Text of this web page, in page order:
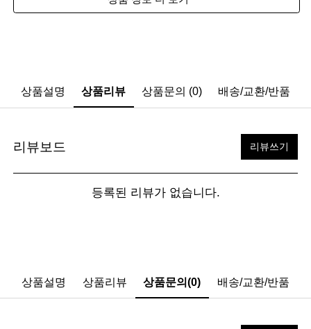
상품설명 상품리뷰 상품문의 (0) 배송/교환/반품
리뷰보드 리뷰쓰기
등록된 리뷰가 없습니다.
상품설명 상품리뷰 상품문의(0) 배송/교환/반품